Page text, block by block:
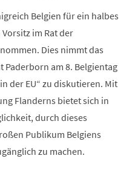
Belgien für ein halbes
im Rat der
Dies nimmt das
am 8. Belgientag
der EU“ zu diskutieren. Mit
Flanderns bietet sich in
durch dieses
Publikum Belgiens
zu machen.